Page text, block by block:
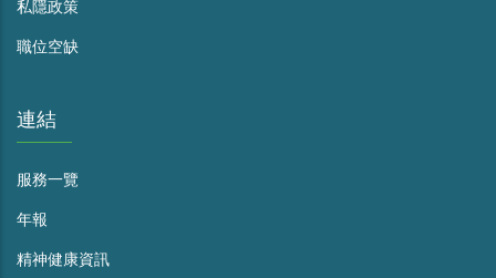
私隱政策
職位空缺
連結
服務一覽
年報
精神健康資訊